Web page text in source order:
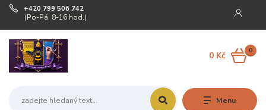
Menu
+420 799 506 742
(Po-Pá, 8-16 hod.)
0
0 Kč